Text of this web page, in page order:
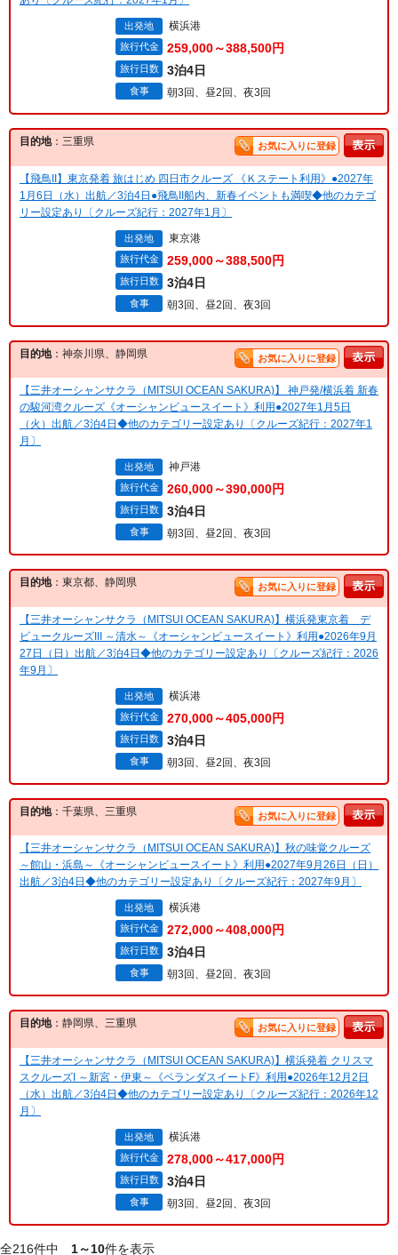
出発地 横浜港
旅行代金 259,000～388,500円
旅行日数 3泊4日
食事 朝3回、昼2回、夜3回
目的地：三重県 お気に入りに登録
【飛鳥II】東京発着 旅はじめ 四日市クルーズ 《Ｋステート利用》●2027年
1月6日（水）出航／3泊4日●飛鳥II船内、新春イベントも満喫◆他のカテゴ
リー設定あり〔クルーズ紀行：2027年1月〕
出発地 東京港
旅行代金 259,000～388,500円
旅行日数 3泊4日
食事 朝3回、昼2回、夜3回
目的地：神奈川県、静岡県 お気に入りに登録
【三井オーシャンサクラ（MITSUI OCEAN SAKURA)】 神戸発/横浜着 新春
の駿河湾クルーズ《オーシャンビュースイート》利用●2027年1月5日
（火）出航／3泊4日◆他のカテゴリー設定あり〔クルーズ紀行：2027年1
月〕
出発地 神戸港
旅行代金 260,000～390,000円
旅行日数 3泊4日
食事 朝3回、昼2回、夜3回
目的地：東京都、静岡県 お気に入りに登録
【三井オーシャンサクラ（MITSUI OCEAN SAKURA)】横浜発東京着 デ
ビュークルーズIII ～清水～《オーシャンビュースイート》利用●2026年9月
27日（日）出航／3泊4日◆他のカテゴリー設定あり〔クルーズ紀行：2026
年9月〕
出発地 横浜港
旅行代金 270,000～405,000円
旅行日数 3泊4日
食事 朝3回、昼2回、夜3回
目的地：千葉県、三重県 お気に入りに登録
【三井オーシャンサクラ（MITSUI OCEAN SAKURA)】秋の味覚クルーズ
～館山・浜島～《オーシャンビュースイート》利用●2027年9月26日（日）
出航／3泊4日◆他のカテゴリー設定あり〔クルーズ紀行：2027年9月〕
出発地 横浜港
旅行代金 272,000～408,000円
旅行日数 3泊4日
食事 朝3回、昼2回、夜3回
目的地：静岡県、三重県 お気に入りに登録
【三井オーシャンサクラ（MITSUI OCEAN SAKURA)】横浜発着 クリスマ
スクルーズI ～新宮・伊東～《ベランダスイートF》利用●2026年12月2日
（水）出航／3泊4日◆他のカテゴリー設定あり〔クルーズ紀行：2026年12
月〕
出発地 横浜港
旅行代金 278,000～417,000円
旅行日数 3泊4日
食事 朝3回、昼2回、夜3回
全216件中 1～10件を表示